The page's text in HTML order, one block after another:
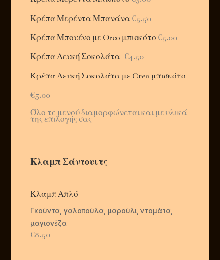
Κρέπα Μερέντα Μπανάνα€5.50
Κρέπα Μπουένο με Oreo μπισκότο €5.00
Κρέπα Λευκή Σοκολάτα€4.50
Κρέπα Λευκή Σοκολάτα με Oreo μπισκότο
€5.00
Όλο το μενού διαμορφώνεται και με υλικά
της επιλογής σας
Κλαμπ Σάντουιτς
Κλαμπ Απλό
Γκούντα, γαλοπούλα, μαρούλι, ντομάτα,
μαγιονέζα
€8.50